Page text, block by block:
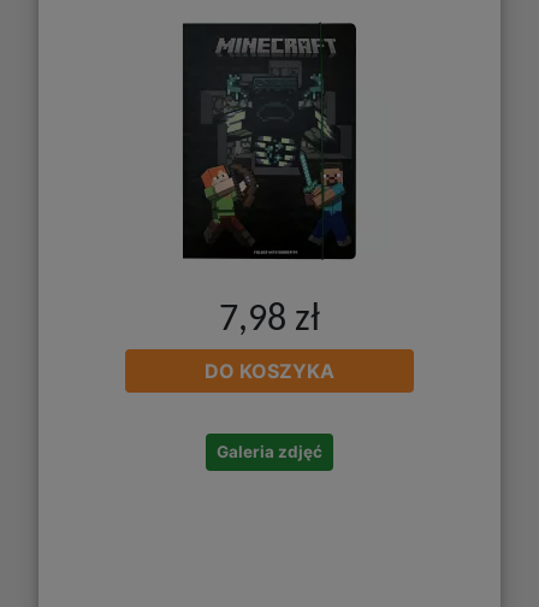
7,98 zł
DO KOSZYKA
Galeria zdjęć